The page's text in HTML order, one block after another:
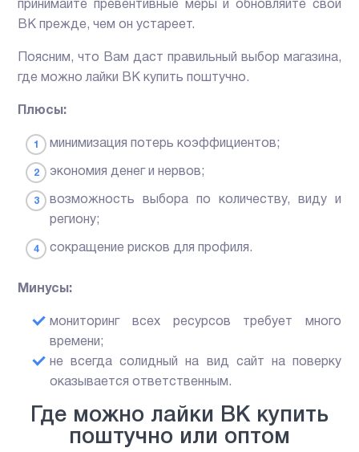
принимайте превентивные меры и обновляйте свой
ВК прежде, чем он устареет.
Поясним, что Вам даст правильный выбор магазина,
где можно лайки ВК купить поштучно.
Плюсы:
минимизация потерь коэффициентов;
экономия денег и нервов;
возможность выбора по количеству, виду и
региону;
сокращение рисков для профиля.
Минусы:
мониторинг всех ресурсов требует много
времени;
не всегда солидный на вид сайт на поверку
оказывается ответственным.
Где можно лайки ВК купить
поштучно или оптом